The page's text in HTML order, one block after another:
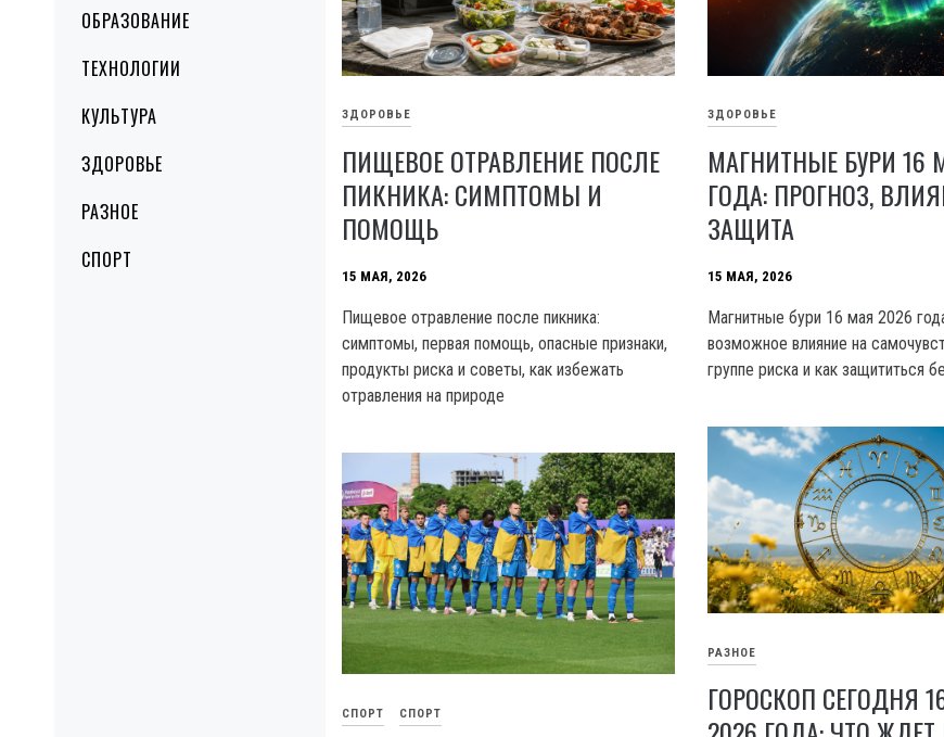
ОБРАЗОВАНИЕ
ТЕХНОЛОГИИ
КУЛЬТУРА
ЗДОРОВЬЕ
РАЗНОЕ
СПОРТ
ЗДОРОВЬЕ
ПИЩЕВОЕ ОТРАВЛЕНИЕ ПОСЛЕ
ПИКНИКА: СИМПТОМЫ И
ПОМОЩЬ
15 МАЯ, 2026
Пищевое отравление после пикника:
симптомы, первая помощь, опасные признаки,
продукты риска и советы, как избежать
отравления на природе
ЗДОРОВЬЕ
МАГНИТНЫЕ БУРИ 16
ГОДА: ПРОГНОЗ,
ЗАЩИТА
15 МАЯ, 2026
Магнитные бури 16 мая 2026
возможное влияние на
группе риска и как защититься
РАЗНОЕ
ГОРОСКОП СЕГОДНЯ
СПОРТ СПОРТ